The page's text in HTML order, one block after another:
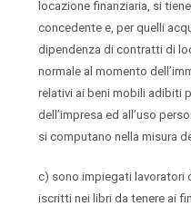
locazione finanziaria, si
concedente e, per quelli
dipendenza di contratti di
normale al momento
relativi ai beni mobili adibiti
dell’impresa ed all’uso
si computano nella misura
c) sono impiegati lavoratori
iscritti nei libri da tenere ai